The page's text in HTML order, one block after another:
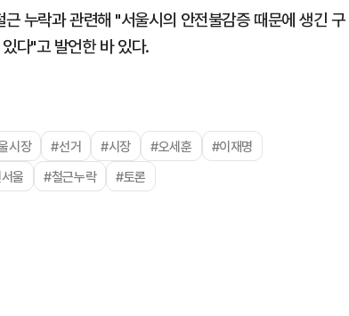
누락과 관련해 "서울시의 안전불감증 때문에 생긴 구
다"고 발언한 바 있다.
시장 #선거 #시장 #오세훈
#이재명
울 #철근누락 #토론